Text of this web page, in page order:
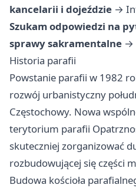
kancelarii i dojeździe →
Szukam odpowiedzi na
sprawy sakramentalne →
Historia parafii
Powstanie parafii w 1982
rozwój urbanistyczny
Częstochowy. Nowa
terytorium parafii
skuteczniej zorganizować
rozbudowującej się części
Budowa kościoła